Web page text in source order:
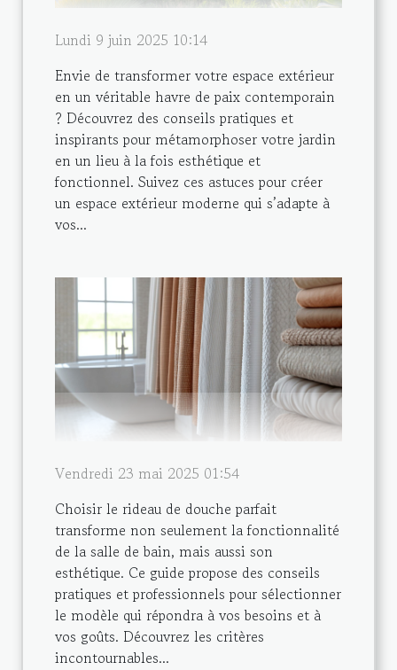
Lundi 9 juin 2025 10:14
Envie de transformer votre espace extérieur
en un véritable havre de paix contemporain
? Découvrez des conseils pratiques et
inspirants pour métamorphoser votre jardin
en un lieu à la fois esthétique et
fonctionnel. Suivez ces astuces pour créer
un espace extérieur moderne qui s’adapte à
vos...
Vendredi 23 mai 2025 01:54
Choisir le rideau de douche parfait
transforme non seulement la fonctionnalité
de la salle de bain, mais aussi son
esthétique. Ce guide propose des conseils
pratiques et professionnels pour sélectionner
le modèle qui répondra à vos besoins et à
vos goûts. Découvrez les critères
incontournables...